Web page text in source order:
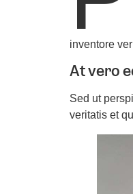
inventore
At vero
Sed ut
veritatis et